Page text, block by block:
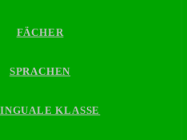
FÄCHER
SPRACHEN
KLASSE